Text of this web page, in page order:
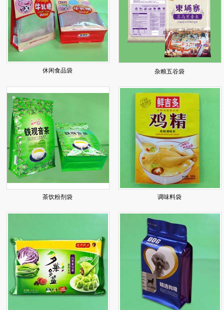
休闲食品袋 杂粮五谷袋
茶饮粉剂袋 调味料袋